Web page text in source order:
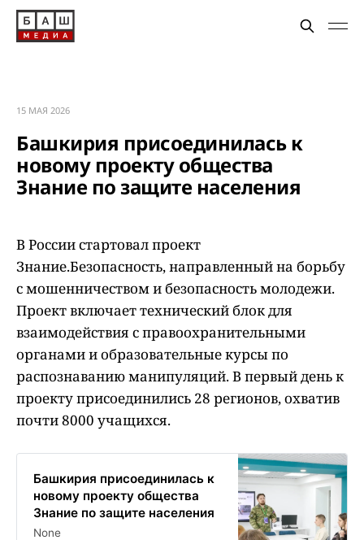
15 МАЯ 2026
Башкирия присоединилась к
новому проекту общества
Знание по защите населения
В России стартовал проект
Знание.Безопасность, направленный на борьбу
с мошенничеством и безопасность молодежи.
Проект включает технический блок для
взаимодействия с правоохранительными
органами и образовательные курсы по
распознаванию манипуляций. В первый день к
проекту присоединились 28 регионов, охватив
почти 8000 учащихся.
Башкирия присоединилась к
новому проекту общества
Знание по защите населения
None